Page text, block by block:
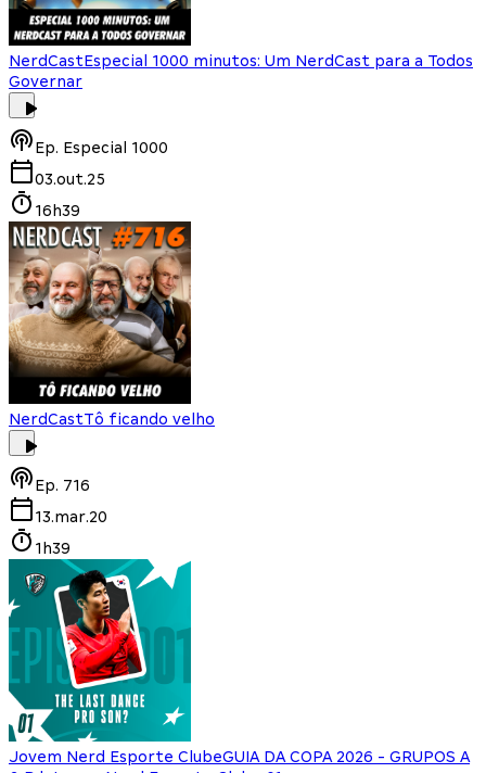
NerdCastEspecial 1000 minutos: Um NerdCast para a Todos
Governar
Ep. Especial 1000
03.out.25
16h39
NerdCastTô ficando velho
Ep. 716
13.mar.20
1h39
Jovem Nerd Esporte ClubeGUIA DA COPA 2026 - GRUPOS A